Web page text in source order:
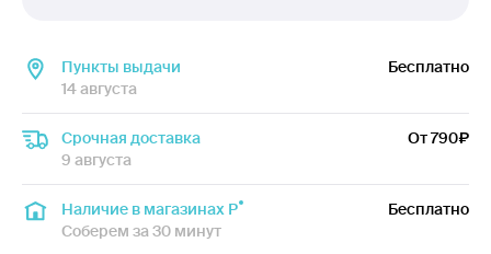
Пункты выдачи
14 августа
Бесплатно
Срочная доставка
9 августа
От 790
Наличие в магазинах Р
Соберем за 30 минут
Бесплатно